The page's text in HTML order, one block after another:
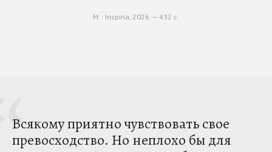
М. : Inspiria, 2026. — 432 с.
Всякому приятно чувствовать свое
превосходство. Но неплохо бы для